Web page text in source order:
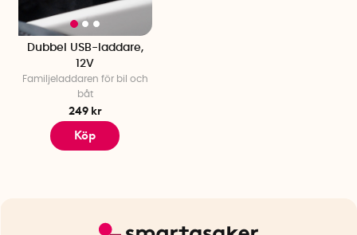
Dubbel USB-laddare,
12V
Familjeladdaren för bil och
båt
249 kr
Köp